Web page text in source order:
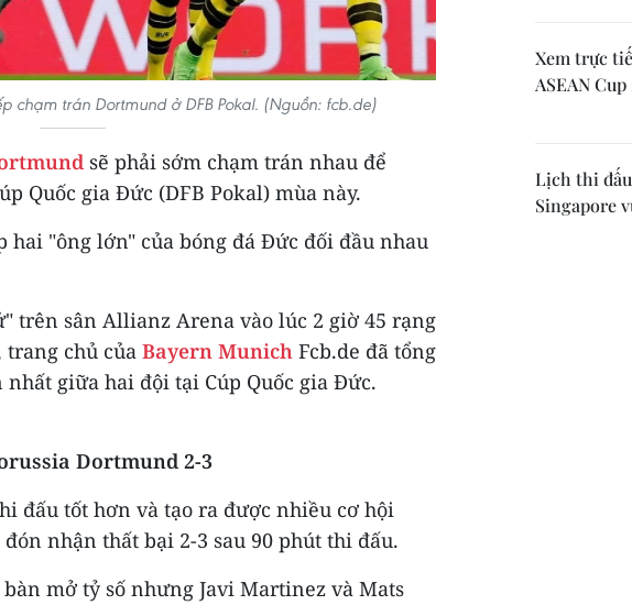
chạm trán Dortmund ở DFB Pokal. (Nguồn: fcb.de)
sẽ phải sớm chạm trán nhau để
Quốc gia Đức (DFB Pokal) mùa này.​
"ông lớn" của bóng đá Đức đối đầu nhau
trên sân Allianz Arena vào lúc 2 giờ 45 rạng
​trang chủ của Bayern Munich Fcb.de đã tổng
giữa hai đội tại Cúp Quốc gia Đức.
Dortmund 2-3
đấu tốt hơn và tạo ra được nhiều cơ hội
nhận thất bại 2-3 sau 90 phút thi đấu.​
mở tỷ số nhưng Javi Martinez và Mats
Xem trực
ASEAN
Lịch thi đấu
Singapore